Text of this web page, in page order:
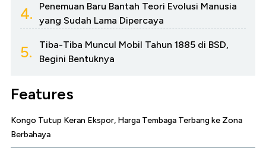
4.
Penemuan Baru Bantah Teori Evolusi Manusia
yang Sudah Lama Dipercaya
5.
Tiba-Tiba Muncul Mobil Tahun 1885 di BSD,
Begini Bentuknya
Features
Kongo Tutup Keran Ekspor, Harga Tembaga Terbang ke Zona
Berbahaya